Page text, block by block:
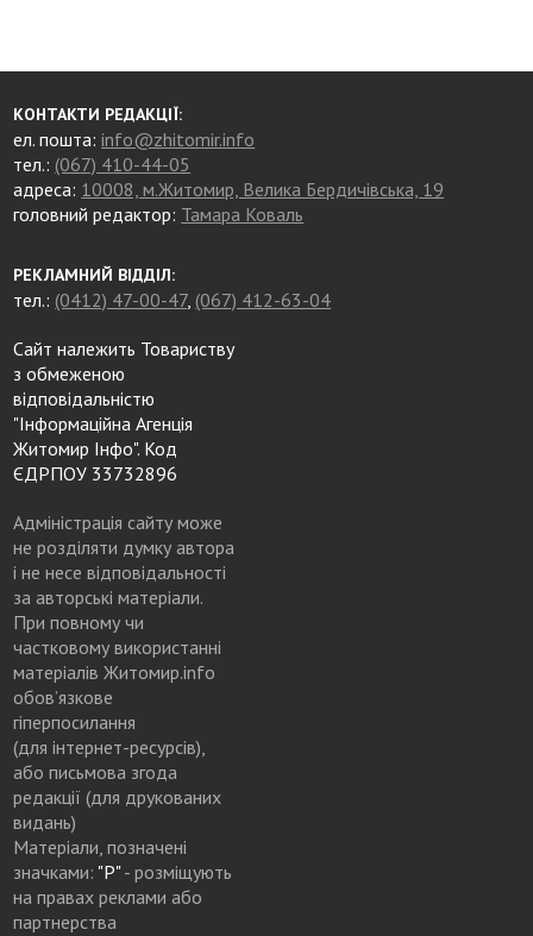
КОНТАКТИ РЕДАКЦІЇ:
ел. пошта:info@zhitomir.info
тел.: (067) 410-44-05
адреса: 10008, м.Житомир, Велика Бердичівська, 19
головний редактор: Тамара Коваль
РЕКЛАМНИЙ ВІДДІЛ:
тел.: (0412) 47-00-47, (067) 412-63-04
Сайт належить Товариству
з обмеженою
відповідальністю
"Інформаційна Агенція
Житомир Інфо". Код
ЄДРПОУ 33732896
Адміністрація сайту може
не розділяти думку автора
і не несе відповідальності
за авторські матеріали.
При повному чи
частковому використанні
матеріалів Житомир.info
обов’язкове
гіперпосилання
(для інтернет-ресурсів),
або письмова згода
редакції (для друкованих
видань)
Матеріали, позначені
значками: "Р"- розміщують
на правах реклами або
партнерства